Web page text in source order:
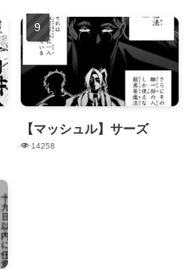
【マッシュル】サーズ
14258